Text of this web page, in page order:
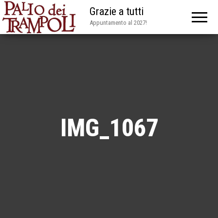
Grazie a tutti
Appuntamento al 2027!
IMG_1067